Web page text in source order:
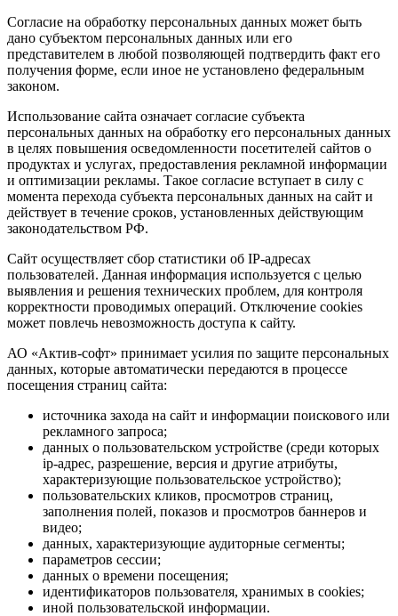
Согласие на обработку персональных данных может быть
дано субъектом персональных данных или его
представителем в любой позволяющей подтвердить факт его
получения форме, если иное не установлено федеральным
законом.
Использование сайта означает согласие субъекта
персональных данных на обработку его персональных данных
в целях повышения осведомленности посетителей сайтов о
продуктах и услугах, предоставления рекламной информации
и оптимизации рекламы. Такое согласие вступает в силу с
момента перехода субъекта персональных данных на сайт и
действует в течение сроков, установленных действующим
законодательством РФ.
Сайт осуществляет сбор статистики об IP-адресах
пользователей. Данная информация используется с целью
выявления и решения технических проблем, для контроля
корректности проводимых операций. Отключение cookies
может повлечь невозможность доступа к сайту.
АО «Актив-софт» принимает усилия по защите персональных
данных, которые автоматически передаются в процессе
посещения страниц сайта:
источника захода на сайт и информации поискового или
рекламного запроса;
данных о пользовательском устройстве (среди которых
ip-адрес, разрешение, версия и другие атрибуты,
характеризующие пользовательское устройство);
пользовательских кликов, просмотров страниц,
заполнения полей, показов и просмотров баннеров и
видео;
данных, характеризующие аудиторные сегменты;
параметров сессии;
данных о времени посещения;
идентификаторов пользователя, хранимых в cookies;
иной пользовательской информации.